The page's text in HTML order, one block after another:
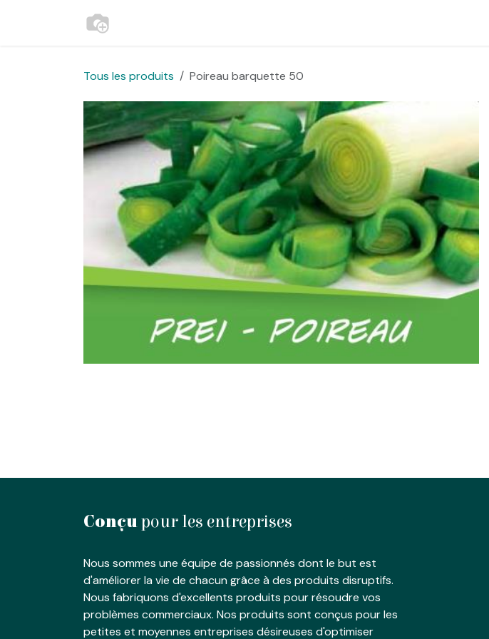
Tous les produits Poireau barquette 50
Conçupour les entreprises
Nous sommes une équipe de passionnés dont le but est
d'améliorer la vie de chacun grâce à des produits disruptifs.
Nous fabriquons d'excellents produits pour résoudre vos
problèmes commerciaux. Nos produits sont conçus pour les
petites et moyennes entreprises désireuses d'optimiser